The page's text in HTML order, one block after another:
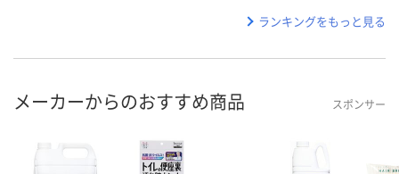
ランキングをもっと見る
メーカーからのおすすめ商品 スポンサー